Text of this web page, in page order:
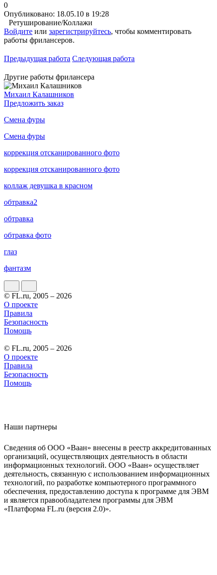
0
Опубликовано: 18.05.10 в 19:28
Ретуширование/Коллажи
Войдите или зарегистрируйтесь, чтобы комментировать
работы фрилансеров.
Предыдущая работа Следующая работа
Другие работы фрилансера
Михаил Калашников
Предложить заказ
Смена фуры
Смена фуры
коррекция отсканированного фото
коррекция отсканированного фото
коллаж девушка в красном
обтравка2
обтравка
обтравка фото
глаз
фантазм
© FL.ru, 2005 – 2026
О проекте
Правила
Безопасность
Помощь
© FL.ru, 2005 – 2026
О проекте
Правила
Безопасность
Помощь
Наши партнеры
Сведения об ООО «Ваан» внесены в реестр аккредитованных
организаций, осуществляющих деятельность в области
информационных технологий. ООО «Ваан» осуществляет
деятельность, связанную с использованием информационных
технологий, по разработке компьютерного программного
обеспечения, предоставлению доступа к программе для ЭВМ
и является правообладателем программы для ЭВМ
«Платформа FL.ru (версия 2.0)».